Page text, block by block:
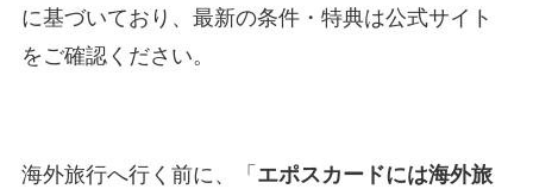
に基づいており、最新の条件・特典は公式サイト
をご確認ください。
海外旅行へ行く前に、「 エポスカードには海外旅